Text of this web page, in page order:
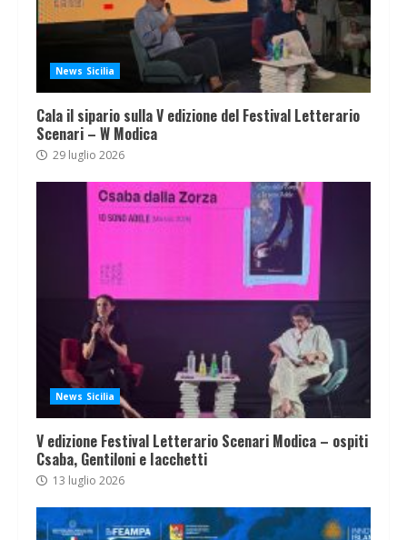
News Sicilia
Cala il sipario sulla V edizione del Festival Letterario
Scenari – W Modica
29 luglio 2026
News Sicilia
V edizione Festival Letterario Scenari Modica – ospiti
Csaba, Gentiloni e Iacchetti
13 luglio 2026